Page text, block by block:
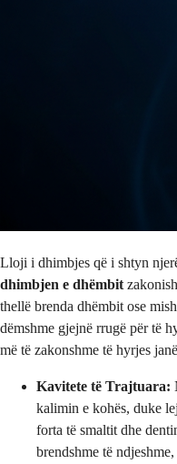
Lloji i dhimbjes që i shtyn
dhimbjen e dhëmbit
thellë brenda dhëmbit ose
dëmshme gjejnë rrugë për të
më të zakonshme të hyrjes
Kavitete të Trajtuara:
kalimin e kohës, duke
forta të smaltit dhe
brendshme të